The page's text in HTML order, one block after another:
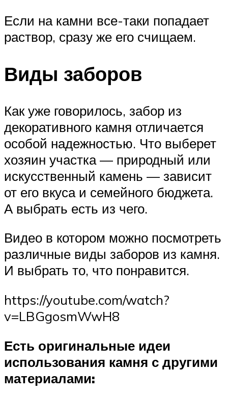
Если на камни все-таки попадает
раствор, сразу же его счищаем.
Виды заборов
Как уже говорилось, забор из
декоративного камня отличается
особой надежностью. Что выберет
хозяин участка — природный или
искусственный камень — зависит
от его вкуса и семейного бюджета.
А выбрать есть из чего.
Видео в котором можно посмотреть
различные виды заборов из камня.
И выбрать то, что понравится.
https://youtube.com/watch?
v=LBGgosmWwH8
Есть оригинальные идеи
использования камня с другими
материалами: